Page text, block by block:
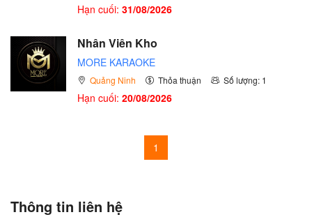
Hạn cuối: 31/08/2026
Nhân Viên Kho
MORE KARAOKE
Quảng Ninh Thỏa thuận Số lượng: 1
Hạn cuối: 20/08/2026
1
Thông tin liên hệ